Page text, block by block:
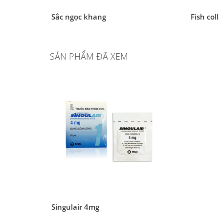
Sắc ngọc khang Fish
SẢN PHẨM ĐÃ XEM
Singulair 4mg